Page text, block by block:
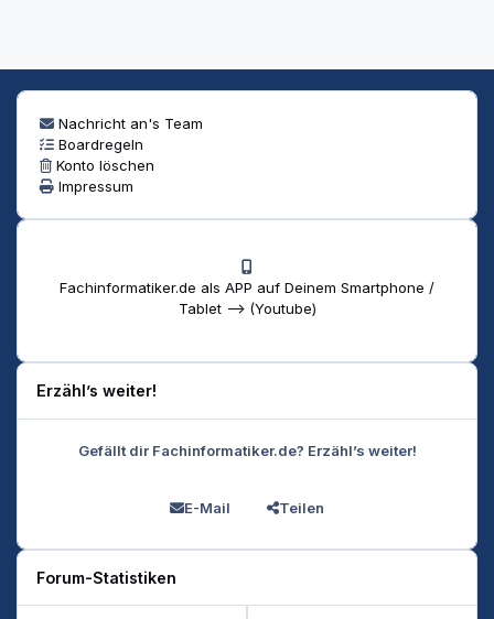
Nachricht an's Team
Boardregeln
Konto löschen
Impressum
Fachinformatiker.de als APP auf Deinem Smartphone /
Tablet --> (Youtube)
Erzähl’s weiter!
Gefällt dir Fachinformatiker.de? Erzähl’s weiter!
E-Mail Teilen
Forum-Statistiken